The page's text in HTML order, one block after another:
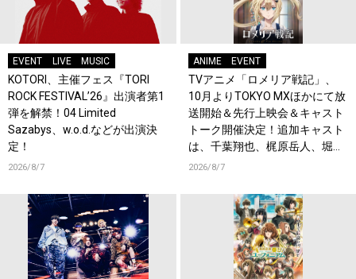
EVENT LIVE MUSIC
KOTORI、主催フェス『TORI
ROCK FESTIVAL’26』出演者第1
弾を解禁！04 Limited
Sazabys、w.o.d.などが出演決
定！
2026/8/7
ANIME EVENT
TVアニメ「ロメリア戦記」、
10月よりTOKYO MXほかにて放
送開始＆先行上映会＆キャスト
トーク開催決定！追加キャスト
は、千葉翔也、梶原岳人、堀江
瞬、綿貫竜之介！PV第1弾公
2026/8/7